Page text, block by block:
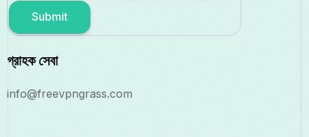
Submit
গ্রাহক সেবা
info@freevpngrass.com